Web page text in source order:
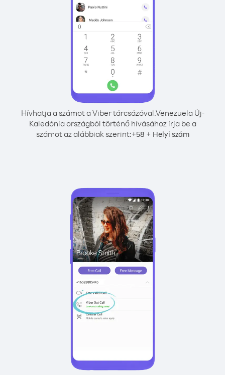
Hívhatja a számot a Viber tárcsázóval.Venezuela Új-
Kaledónia országból történő hívásához írja be a
számot az alábbiak szerint:+58 + Helyi szám